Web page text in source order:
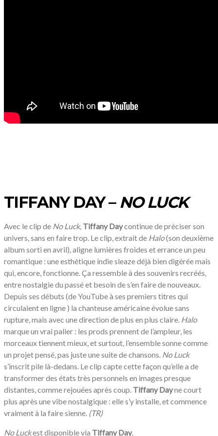
TIFFANY DAY – NO LUCK
Avec le clip de No Luck, Tiffany Daycontinue de préciser son
univers, sans en faire trop. Le clip, extrait de Halo(son deuxième
album sorti en avril), aligne lumières froides et errance un peu
romantique : une esthétique indie sleaze déjà bien digérée mais
qui, encore, fonctionne. Ça ressemble à des souvenirs recréés,
entre nostalgie du passé et besoin de s’en faire de nouveaux.
Depuis ses débuts (de YouTube à ses premiers titres qui
circulaient en ligne ) la chanteuse américaine évolue sans
rupture, mais avec une direction de plus en plus claire. Halo
marque un vrai palier : les prods prennent de l’ampleur, les
morceaux tiennent mieux, et surtout, l’ensemble sonne comme
un projet pensé, pas juste une suite de chansons. No Luck
s’inscrit pile là-dedans. Le clip capte cette façon qu’elle a de
transformer des états très personnels en images presque
distantes, comme rejouées après coup. Tiffany Dayne court
plus après une vibe nostalgique : elle s’y installe, et commence
vraiment à la faire sienne. (TR)
No Luckest disponible via Tiffany Day.